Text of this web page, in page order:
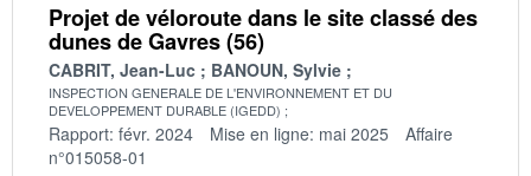
Projet de véloroute dans le site classé des
dunes de Gavres (56)
CABRIT, Jean-Luc BANOUN, Sylvie
INSPECTION GENERALE DE L'ENVIRONNEMENT ET DU
DEVELOPPEMENT DURABLE (IGEDD)
Rapport: févr. 2024 Mise en ligne: mai 2025
Affaire
n°015058-01